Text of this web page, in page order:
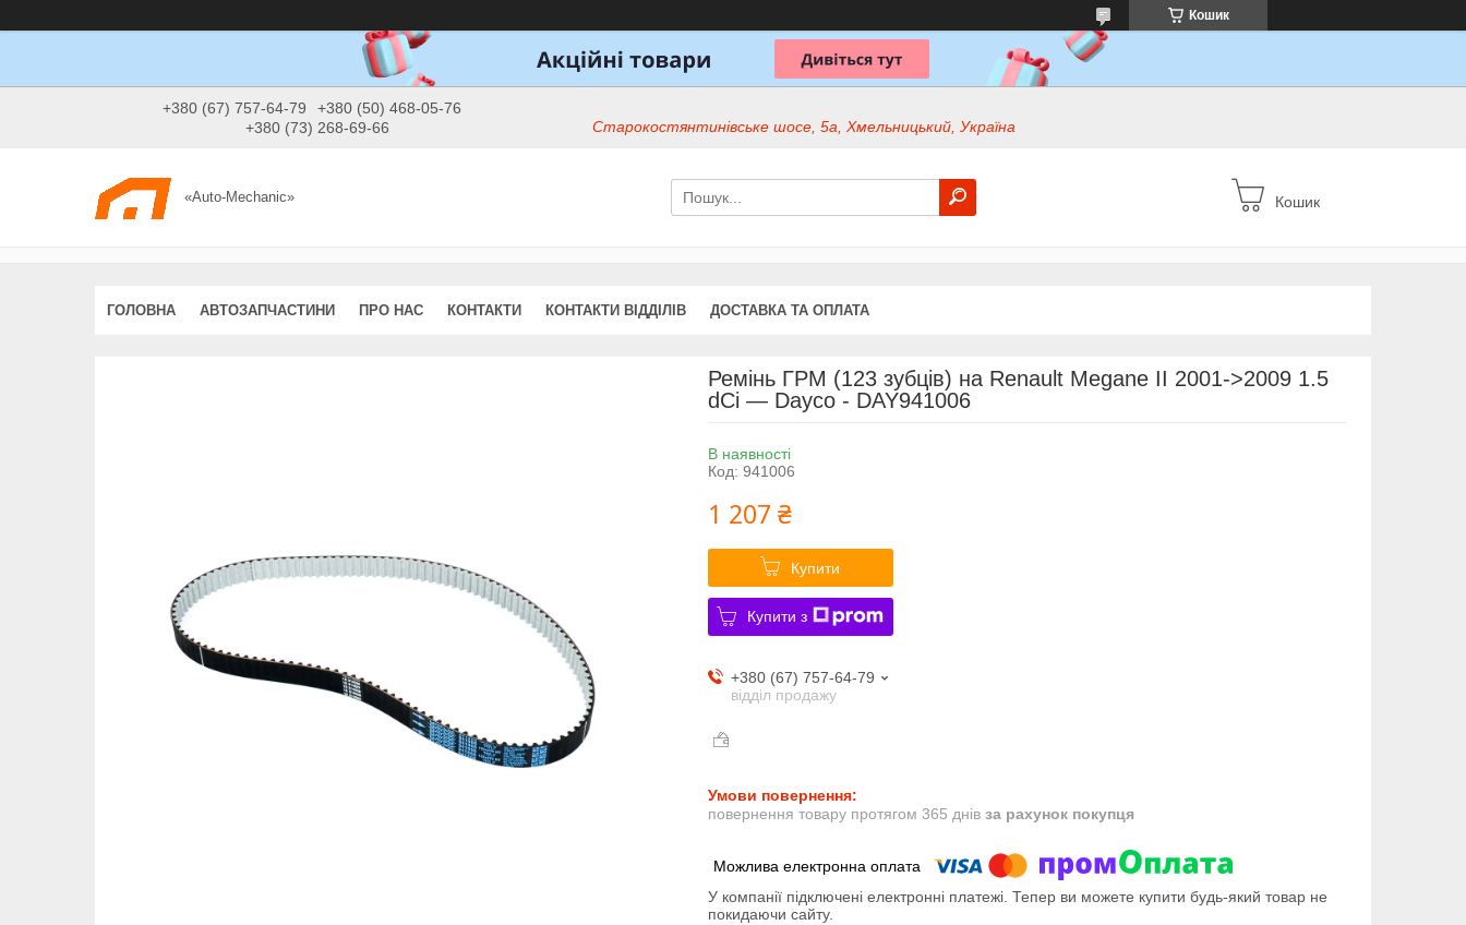
Кошик
+380 (67) 757-64-79
+380 (50) 468-05-76
+380 (73) 268-69-66
Старокостянтинівське шосе, 5а, Хмельницький, Україна
«Auto-Mechanic» Кошик
ГОЛОВНА АВТОЗАПЧАСТИНИ ПРО НАС КОНТАКТИ КОНТАКТИ ВІДДІЛІВ ДОСТАВКА ТА ОПЛАТА
Ремінь ГРМ (123 зубців) на Renault Megane II 2001->2009 1.5
dCi — Dayco - DAY941006
В наявності
Код: 941006
1 207 ₴
Купити
Купити з
+380 (67) 757-64-79
відділ продажу
повернення товару протягом 365 днів за рахунок покупця
У компанії підключені електронні платежі. Тепер ви можете купити будь-який товар не
покидаючи сайту.